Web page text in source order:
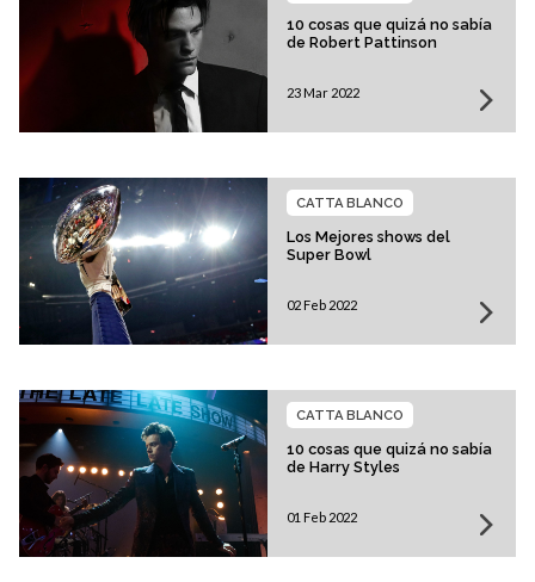
10 cosas que quizá no sabía
de Robert Pattinson
23 Mar 2022
Los Mejores shows del
Super Bowl
CATTA BLANCO
02 Feb 2022
10 cosas que quizá no sabía
de Harry Styles
CATTA BLANCO
01 Feb 2022